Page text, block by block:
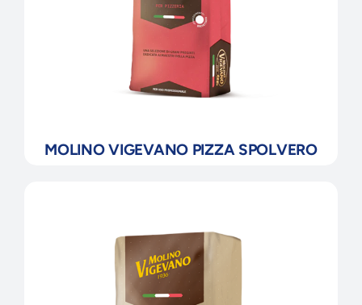
MOLINO VIGEVANO PIZZA SPOLVERO